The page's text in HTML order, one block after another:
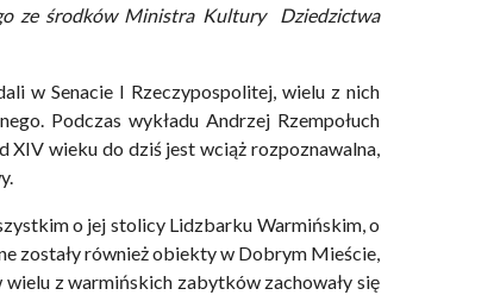
ze środków Ministra Kultury Dziedzictwa
w Senacie I Rzeczypospolitej, wielu z nich
Podczas wykładu Andrzej Rzempołuch
wieku do dziś jest wciąż rozpoznawalna,
o jej stolicy Lidzbarku Warmińskim, o
zostały również obiekty w Dobrym Mieście,
z warmińskich zabytków zachowały się